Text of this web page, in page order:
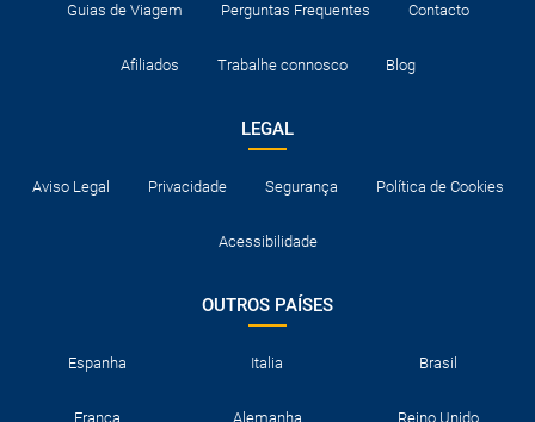
Guias de Viagem Perguntas Frequentes Contacto
Afiliados Trabalhe connosco Blog
LEGAL
Aviso Legal Privacidade Segurança Política de Cookies
Acessibilidade
OUTROS PAÍSES
Espanha Italia Brasil
França Alemanha Reino Unido